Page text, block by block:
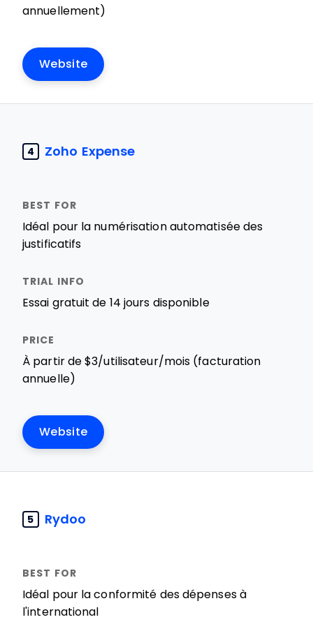
annuellement)
Website
4 Zoho Expense
Idéal pour la numérisation automatisée des
justificatifs
Essai gratuit de 14 jours disponible
À partir de $3/utilisateur/mois (facturation
annuelle)
Website
5 Rydoo
Idéal pour la conformité des dépenses à
l'international